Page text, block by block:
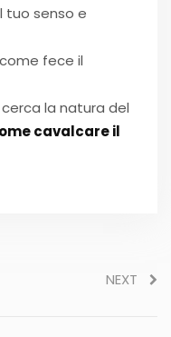
tuo senso e
fece il
la natura del
cavalcare il
NEXT